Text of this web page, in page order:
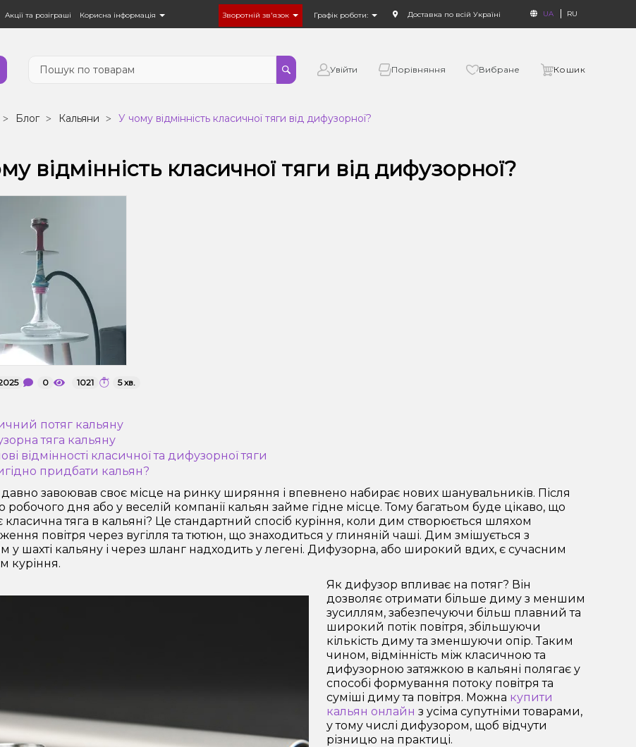
Акції та розіграші Корисна інформація Зворотній зв'язок Графік роботи: Доставка по всій Україні UA RU
Увійти Порівняння Вибране Кошик
Блог Кальяни У чому відмінність класичної тяги від дифузорної?
відмінність класичної тяги від дифузорної?
0 1021 5 хв.
потяг кальяну
тяга кальяну
відмінності класичної та дифузорної тяги
придбати кальян?
завоював своє місце на ринку ширяння і впевнено набирає нових шанувальників. Після
робочого дня або у веселій компанії кальян займе гідне місце. Тому багатьом буде цікаво, що
класична тяга в кальяні? Це стандартний спосіб куріння, коли дим створюється шляхом
повітря через вугілля та тютюн, що знаходиться у глиняній чаші. Дим змішується з
у шахті кальяну і через шланг надходить у легені. Дифузорна, або широкий вдих, є сучасним
куріння.
Як дифузор впливає на потяг? Він
дозволяє отримати більше диму з меншим
зусиллям, забезпечуючи більш плавний та
широкий потік повітря, збільшуючи
кількість диму та зменшуючи опір. Таким
чином, відмінність між класичною та
дифузорною затяжкою в кальяні полягає у
способі формування потоку повітря та
суміші диму та повітря. Можна купити
кальян онлайн з усіма супутніми товарами,
у тому числі дифузором, щоб відчути
різницю на практиці.